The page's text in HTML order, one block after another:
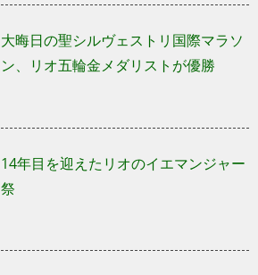
大晦日の聖シルヴェストリ国際マラソ
ン、リオ五輪金メダリストが優勝
14年目を迎えたリオのイエマンジャー
祭